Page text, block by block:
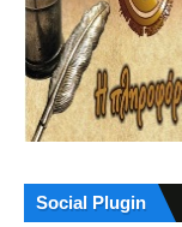
Social Plugin